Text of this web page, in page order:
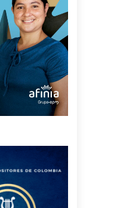
en
en el
la nueva
su
quien es la
la
Nacional...